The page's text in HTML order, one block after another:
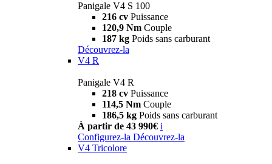
Panigale V4 S 100
216 cv Puissance
120,9 Nm Couple
187 kg Poids sans carburant
Découvrez-la
V4 R
Panigale V4 R
218 cv Puissance
114,5 Nm Couple
186,5 kg Poids sans carburant
À partir de 43 990€ i
Configurez-la Découvrez-la
V4 Tricolore